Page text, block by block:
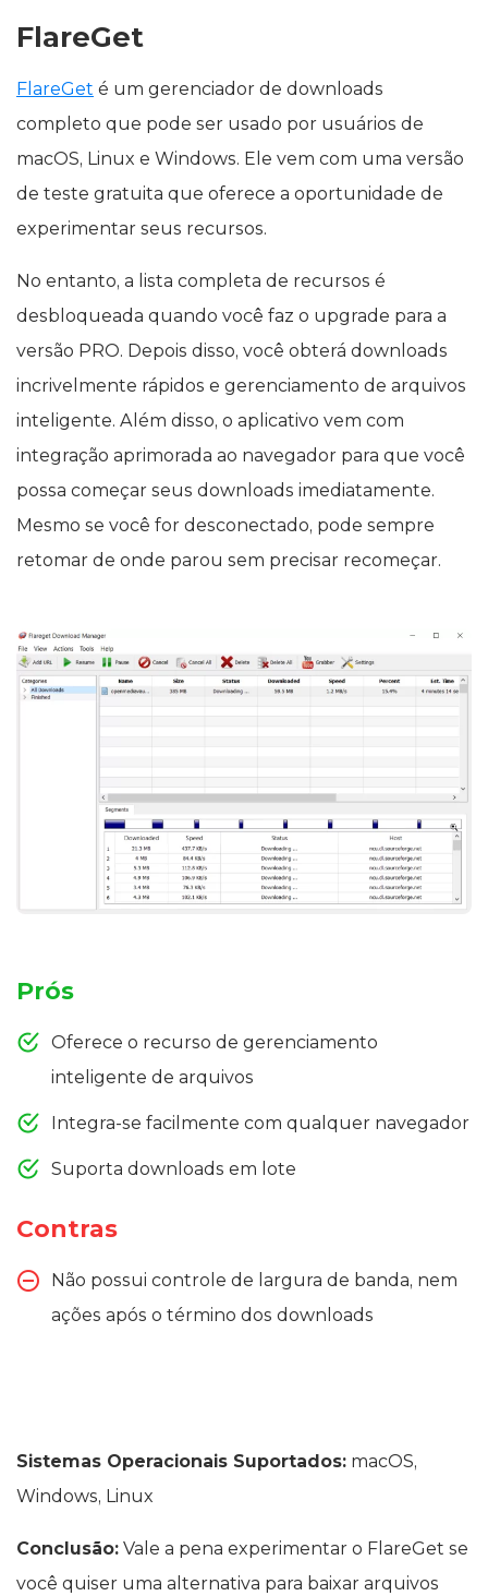
FlareGet
FlareGet é um gerenciador de downloads
completo que pode ser usado por usuários de
macOS, Linux e Windows. Ele vem com uma versão
de teste gratuita que oferece a oportunidade de
experimentar seus recursos.
No entanto, a lista completa de recursos é
desbloqueada quando você faz o upgrade para a
versão PRO. Depois disso, você obterá downloads
incrivelmente rápidos e gerenciamento de arquivos
inteligente. Além disso, o aplicativo vem com
integração aprimorada ao navegador para que você
possa começar seus downloads imediatamente.
Mesmo se você for desconectado, pode sempre
retomar de onde parou sem precisar recomeçar.
Prós
Oferece o recurso de gerenciamento
inteligente de arquivos
Integra-se facilmente com qualquer navegador
Suporta downloads em lote
Contras
Não possui controle de largura de banda, nem
ações após o término dos downloads
Sistemas Operacionais Suportados: macOS,
Windows, Linux
Conclusão: Vale a pena experimentar o FlareGet se
você quiser uma alternativa para baixar arquivos